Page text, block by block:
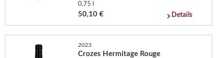
0,75 l
50,10 € Details
2023
Crozes Hermitage Rouge